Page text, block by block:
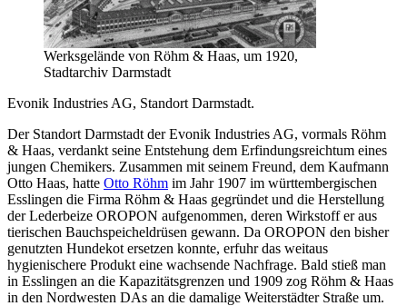
Werksgelände von Röhm & Haas, um 1920,
Stadtarchiv Darmstadt
Evonik Industries AG, Standort Darmstadt.
Der Standort Darmstadt der Evonik Industries AG, vormals Röhm
& Haas, verdankt seine Entstehung dem Erfindungsreichtum eines
jungen Chemikers. Zusammen mit seinem Freund, dem Kaufmann
Otto Haas, hatte Otto Röhm im Jahr 1907 im württembergischen
Esslingen die Firma Röhm & Haas gegründet und die Herstellung
der Lederbeize OROPON aufgenommen, deren Wirkstoff er aus
tierischen Bauchspeicheldrüsen gewann. Da OROPON den bisher
genutzten Hundekot ersetzen konnte, erfuhr das weitaus
hygienischere Produkt eine wachsende Nachfrage. Bald stieß man
in Esslingen an die Kapazitätsgrenzen und 1909 zog Röhm & Haas
in den Nordwesten DAs an die damalige Weiterstädter Straße um.